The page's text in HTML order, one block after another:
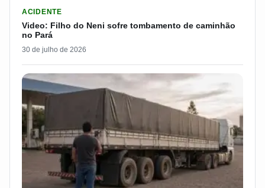
ACIDENTE
Video: Filho do Neni sofre tombamento de caminhão
no Pará
30 de julho de 2026